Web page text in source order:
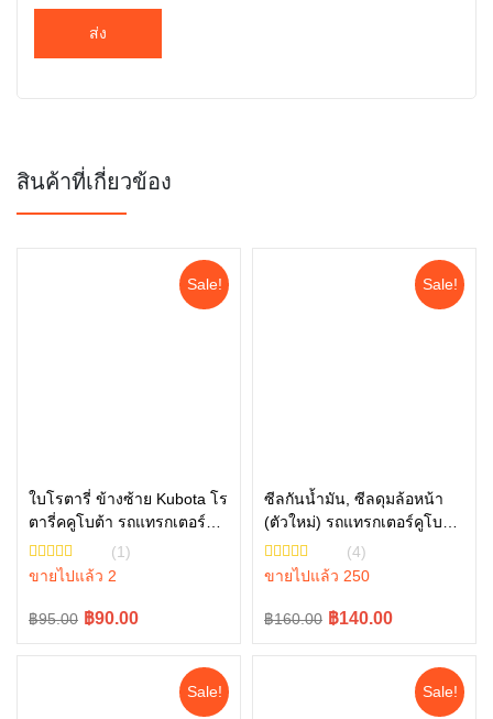
สินค้าที่เกี่ยวข้อง
Sale!
ใบโรตารี่ ข้างซ้าย Kubota โร
ตารี่คคูโบต้า รถแทรกเตอร์คู
โบต้า รุ่น L3608 L4018
W9516-54163
(1)
ขายไปแล้ว 2
฿95.00
Original฿90.00
Current
หยิบใส่ตะกร้า
Sale!
ซีลกันน้ำมัน, ซีลดุมล้อหน้า
(ตัวใหม่) รถแทรกเตอร์คูโบต้า
รุ่น L3608, L4018, L4508,
L4708, L5018 tc832-13370
(4)
ขายไปแล้ว 250
฿160.00
Original ฿140.00
Current
หยิบใส่ตะกร้า
Sale! Sale!